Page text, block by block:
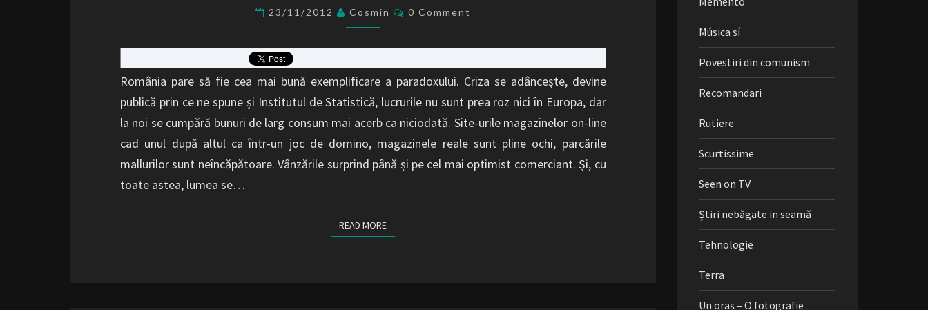
PE
HÂRTIE
ȘI
LUPII
MORALIȘTI
23/11/2012 Cosmin Comments
0 Comment
România pare să fie cea mai bună exemplificare a paradoxului. Criza se adâncește, devine
publică prin ce ne spune și Institutul de Statistică, lucrurile nu sunt prea roz nici în Europa, dar
la noi se cumpără bunuri de larg consum mai acerb ca niciodată. Site-urile magazinelor on-line
cad unul după altul ca într-un joc de domino, magazinele reale sunt pline ochi, parcările
mallurilor sunt neîncăpătoare. Vânzările surprind până și pe cel mai optimist comerciant. Și, cu
toate astea, lumea se…
READ MORE
Música sí
Povestiri din comunism
Recomandari
Rutiere
Scurtissime
Seen on TV
Ştiri nebăgate in seamă
Tehnologie
Terra
Un oraș – O fotografie